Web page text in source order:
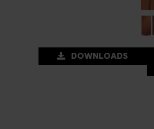
DOWNLOADS